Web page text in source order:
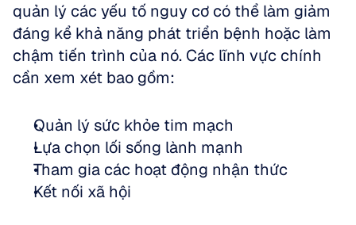
quản lý các yếu tố nguy cơ có thể làm giảm
đáng kể khả năng phát triển bệnh hoặc làm
chậm tiến trình của nó. Các lĩnh vực chính
cần xem xét bao gồm:
Quản lý sức khỏe tim mạch
Lựa chọn lối sống lành mạnh
Tham gia các hoạt động nhận thức
Kết nối xã hội